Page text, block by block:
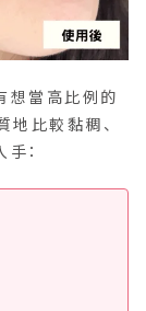
想當高比例的
地比較黏稠、
：